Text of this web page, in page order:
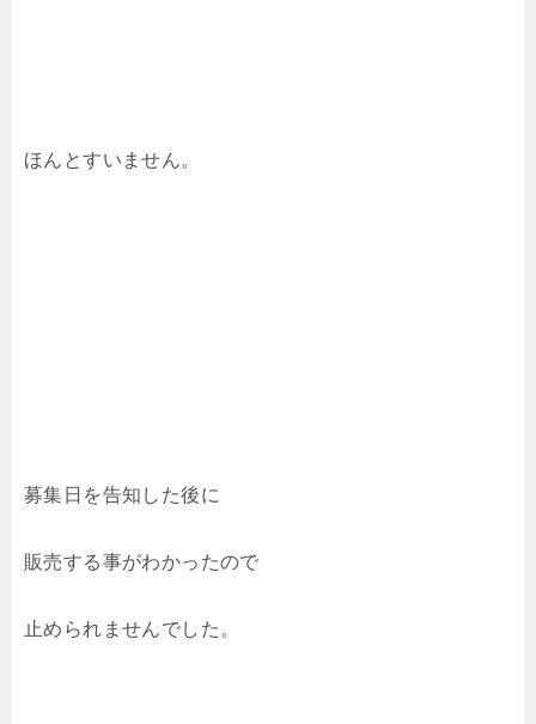
ほんとすいません。
募集日を告知した後に
販売する事がわかったので
止められませんでした。